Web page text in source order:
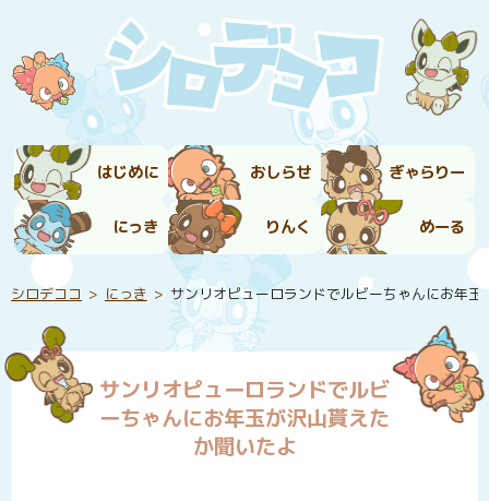
はじめに おしらせ ぎゃらりー
にっき りんく めーる
シロデココ にっき サンリオピューロランドでルビーちゃんにお年
サンリオピューロランドでルビ
ーちゃんにお年玉が沢山貰えた
か聞いたよ